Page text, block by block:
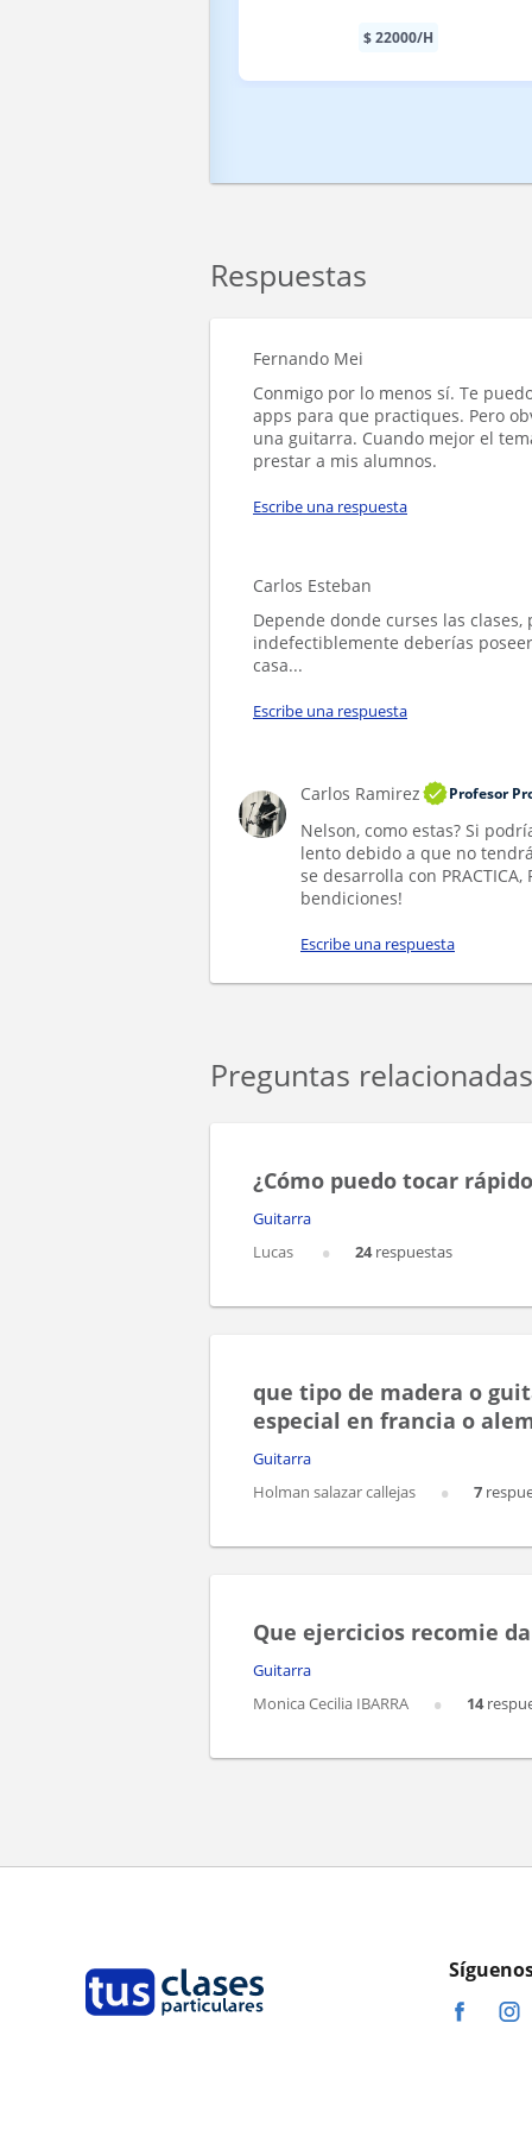
$22000/H
Respuestas
Fernando Mei
Conmigo por lo menos sí. Te
apps para que practiques. Pero
una guitarra. Cuando mejor el
prestar a mis alumnos.
Escribe una respuesta
Carlos Esteban
Depende donde curses las
indefectiblemente deberías
casa...
Escribe una respuesta
Carlos Ramirez Profesor
Nelson, como estas? Si
lento debido a que no
se desarrolla con PRACTICA,
bendiciones!
Escribe una respuesta
Preguntas relacionadas
¿Cómo puedo tocar
Guitarra
Lucas
24respuestas
que tipo de madera o
especial en francia o
Guitarra
Holman salazar callejas
7
Que ejercicios recomie
Guitarra
Monica Cecilia IBARRA
14